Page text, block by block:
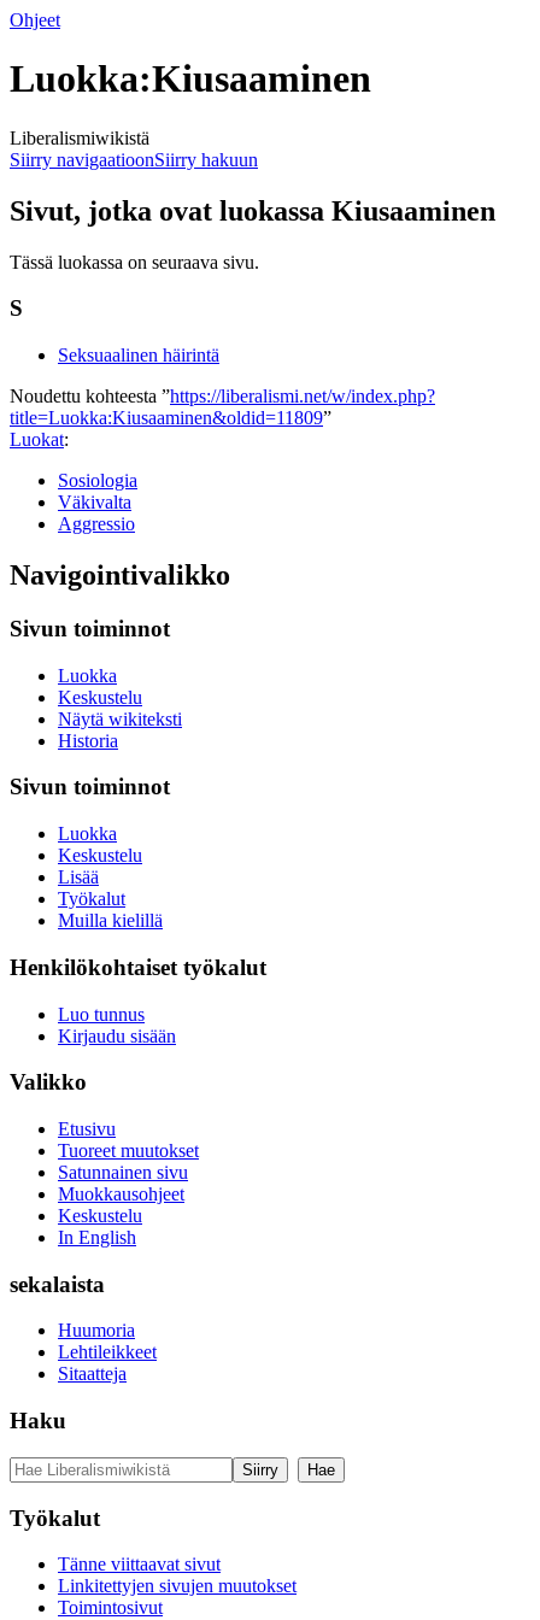
Ohjeet
Luokka:Kiusaaminen
Liberalismiwikistä
Siirry navigaatioonSiirry hakuun
Sivut, jotka ovat luokassa Kiusaaminen
Tässä luokassa on seuraava sivu.
S
Seksuaalinen häirintä
Noudettu kohteesta ”https://liberalismi.net/w/index.php?
title=Luokka:Kiusaaminen&oldid=11809”
Luokat:
Sosiologia
Väkivalta
Aggressio
Navigointivalikko
Sivun toiminnot
Luokka
Keskustelu
Näytä wikiteksti
Historia
Sivun toiminnot
Luokka
Keskustelu
Lisää
Työkalut
Muilla kielillä
Henkilökohtaiset työkalut
Luo tunnus
Kirjaudu sisään
Valikko
Etusivu
Tuoreet muutokset
Satunnainen sivu
Muokkausohjeet
Keskustelu
In English
sekalaista
Huumoria
Lehtileikkeet
Sitaatteja
Haku
Työkalut
Tänne viittaavat sivut
Linkitettyjen sivujen muutokset
Toimintosivut